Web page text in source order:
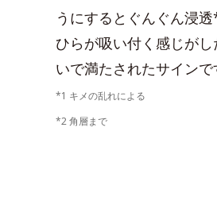
うにするとぐんぐん浸
ひらが吸い付く感じが
いで満たされたサインで
*1 キメの乱れによる
*2 角層まで